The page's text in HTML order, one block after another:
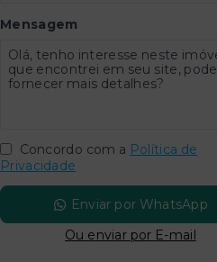
Mensagem
Concordo com a Política de
Privacidade
Enviar por WhatsApp
Ou enviar por E-mail